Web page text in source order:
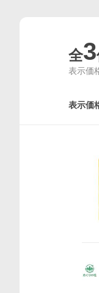
全3
表示価
表示価